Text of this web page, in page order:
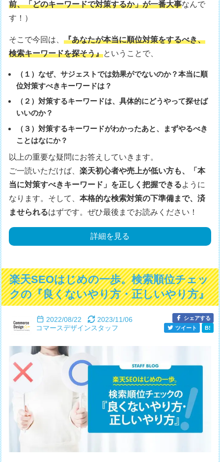
前、「どのキーワードで対策するか」が一番大事なんで
す！）
そこで今回は、『あなたが本当に順位対策をするべき、
検索キーワードを探そう』ということで、
（１）なぜ、サジェストでは効果がでないのか？本当に順
位対策すべきキーワードは？
（２）対策するキーワードは、具体的にどうやって探せば
いいのか？
（３）対策するキーワードがわかったあと、まずやるべき
ことはなにか？
以上の重要な疑問にお答えしていきます。
ご一読いただけば、楽天初心者や売上が低い方も、「本
当に対策すべきキーワード」を正しく把握できるように
なります。そして、本格的な検索対策の下準備まで、済
ませられるはずです。ぜひ最後までお読みください！
詳細を見る
楽天SEOはじめの一歩。検索順位チェッ
クの『良くないやり方・正しいやり方』
2022/08/22
2023/11/06
コマースデザインスタッフ
シェアする
ツイート
B!